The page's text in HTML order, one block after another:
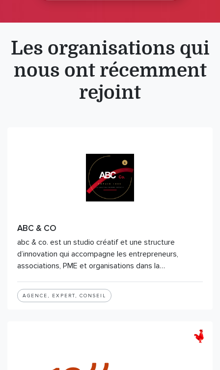
Les organisations qui
nous ont récemment
rejoint
ABC & CO
abc & co. est un studio créatif et une structure
d’innovation qui accompagne les entrepreneurs,
associations, PME et organisations dans la…
AGENCE, EXPERT, CONSEIL